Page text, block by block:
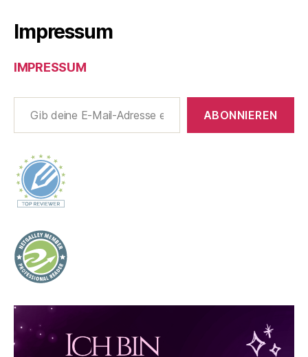
Impressum
IMPRESSUM
Gib deine E-Mail-Adresse ein ...
ABONNIEREN